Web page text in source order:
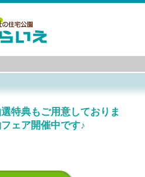
特典もご用意しておりま
ェア開催中です♪